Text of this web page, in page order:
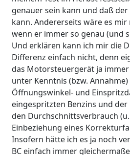
genauer sein kann und daß
kann. Andererseits wäre es mir
wenn er immer so genau (und
Und erklären kann ich mir die
Differenz einfach nicht, denn
das Motorsteuergerät ja
unter Kenntnis (bzw.
Öffnungswinkel- und
eingespritzten Benzins und der
den Durchschnittsverbrauch
Einbeziehung eines
Insofern hätte ich es ja noch
BC einfach immer